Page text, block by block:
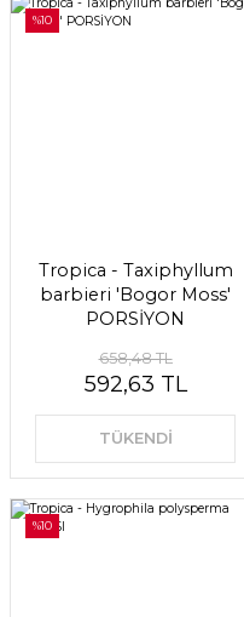
%10
Tropica - Taxiphyllum
barbieri 'Bogor Moss'
PORSİYON
658,48 TL
592,63 TL
TÜKENDİ
%10